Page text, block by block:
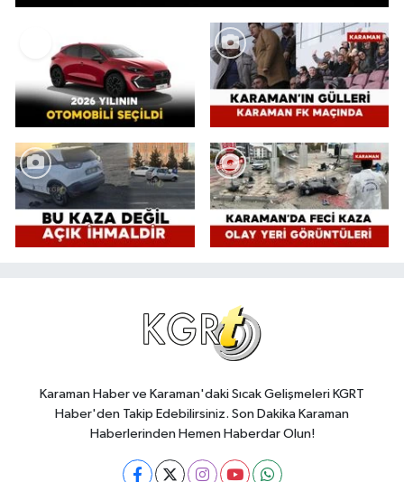
Karaman Haber ve Karaman'daki Sıcak Gelişmeleri KGRT
Haber'den Takip Edebilirsiniz. Son Dakika Karaman
Haberlerinden Hemen Haberdar Olun!